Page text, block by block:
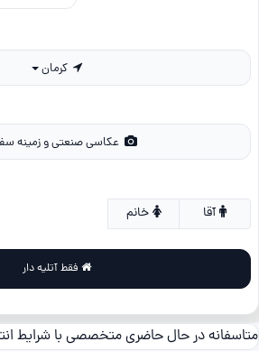
خانم
متاسفانه در حال حاضری متخصصی با شرایط